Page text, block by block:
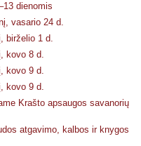
dienomis
vasario 24 d.
birželio 1 d.
kovo 8 d.
kovo 9 d.
kovo 9 d.
Krašto apsaugos savanorių
atgavimo, kalbos ir knygos